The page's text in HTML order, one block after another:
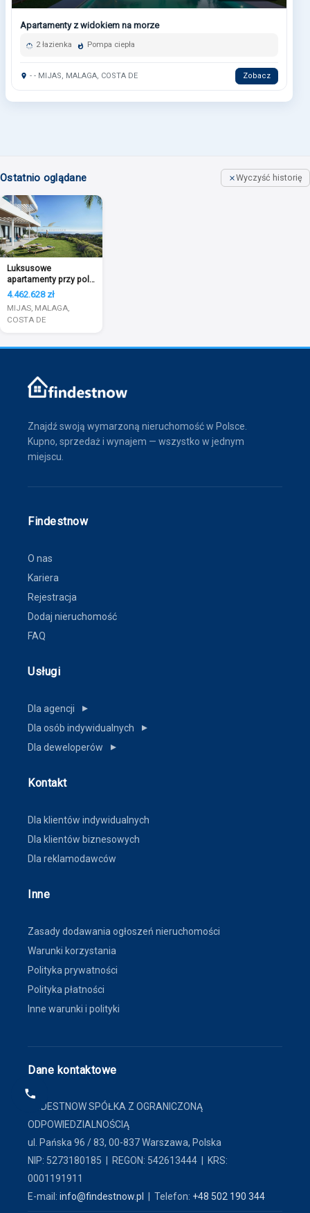
Apartamenty z widokiem na morze
2 łazienka Pompa ciepła
- - MIJAS, MALAGA, COSTA DE Zobacz
Ostatnio oglądane Wyczyść historię
Luksusowe
apartamenty przy polu
golfowym
4.462.628 zł
MIJAS, MALAGA,
COSTA DE
Znajdź swoją wymarzoną nieruchomość w Polsce.
Kupno, sprzedaż i wynajem — wszystko w jednym
miejscu.
Findestnow
O nas
Kariera
Rejestracja
Dodaj nieruchomość
FAQ
Usługi
Dla agencji ▼
Dla osób indywidualnych ▼
Dla deweloperów ▼
Kontakt
Dla klientów indywidualnych
Dla klientów biznesowych
Dla reklamodawców
Inne
Zasady dodawania ogłoszeń nieruchomości
Warunki korzystania
Polityka prywatności
Polityka płatności
Inne warunki i polityki
Dane kontaktowe
FINDESTNOW SPÓŁKA Z OGRANICZONĄ
ODPOWIEDZIALNOŚCIĄ
ul. Pańska 96 / 83, 00-837 Warszawa, Polska
NIP: 5273180185 | REGON: 542613444 | KRS:
0001191911
E-mail: info@findestnow.pl | Telefon: +48 502 190 344